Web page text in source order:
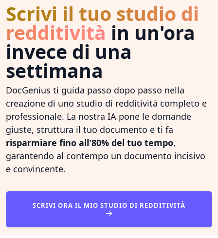
Scrivi il tuo studio di
redditività in un'ora
invece di una
settimana
DocGenius ti guida passo dopo passo nella
creazione di uno studio di redditività completo e
professionale. La nostra IA pone le domande
giuste, struttura il tuo documento e ti fa
risparmiare fino all'80% del tuo tempo,
garantendo al contempo un documento incisivo
e convincente.
SCRIVI ORA IL MIO STUDIO DI REDDITIVITÀ